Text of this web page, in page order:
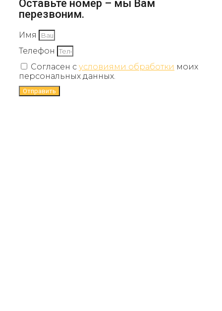
Оставьте номер – мы Вам
перезвоним.
Имя
Телефон
Согласен с условиями обработки моих
персональных данных.
Отправить